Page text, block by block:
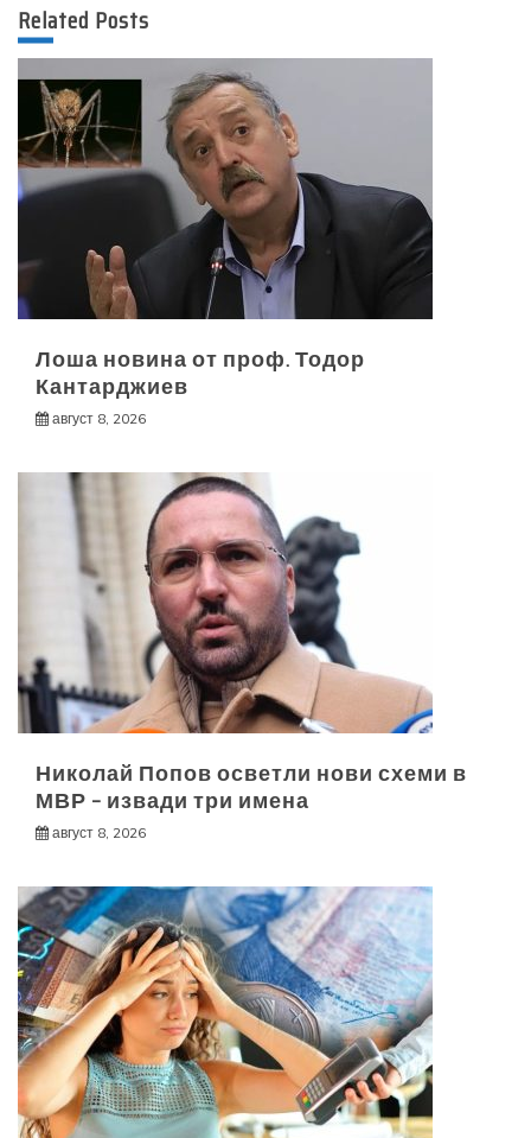
Related Posts
Лоша новина от проф. Тодор
Кантарджиев
август 8, 2026
Николай Попов осветли нови схеми в
МВР – извади три имена
август 8, 2026